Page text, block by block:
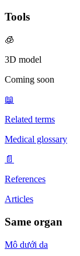
Tools
🧊
3D model
Coming soon
📖
Related terms
Medical glossary
📄
References
Articles
Same organ
Mô dưới da